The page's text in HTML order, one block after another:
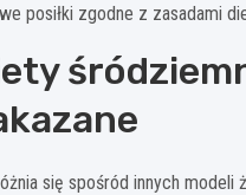
posiłki zgodne z zasadami
się spośród innych